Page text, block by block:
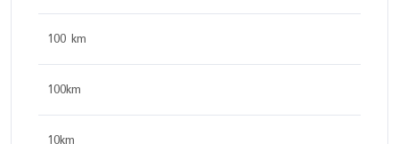
100 km
100km